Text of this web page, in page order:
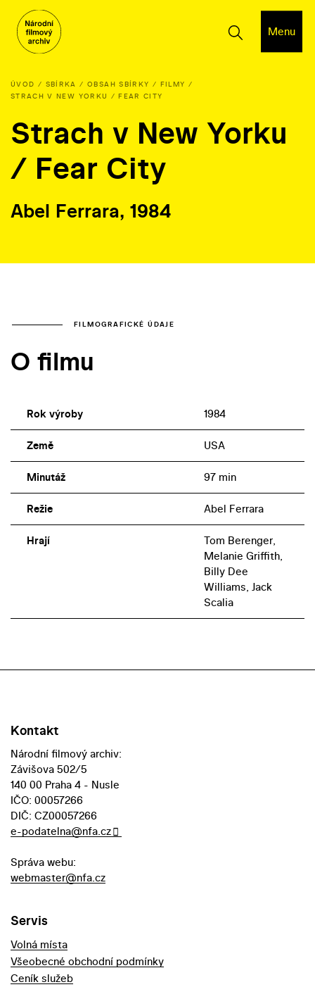
Menu
ÚVOD SBÍRKA OBSAH SBÍRKY
FILMY
STRACH V NEW YORKU / FEAR CITY
Strach v New Yorku
/ Fear City
Abel Ferrara, 1984
FILMOGRAFICKÉ ÚDAJE
O filmu
Rok výroby 1984
Země USA
Minutáž 97 min
Režie Abel Ferrara
Hrají
Tom Berenger,
Melanie Griffith,
Billy Dee
Williams, Jack
Scalia
Kontakt
Národní filmový archiv:
Závišova 502/5
140 00 Praha 4 - Nusle
IČO: 00057266
DIČ: CZ00057266
e-podatelna@nfa.cz
Správa webu:
webmaster@nfa.cz
Servis
Volná místa
Všeobecné obchodní podmínky
Ceník služeb